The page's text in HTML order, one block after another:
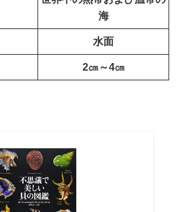
海
水面
2㎝～4㎝